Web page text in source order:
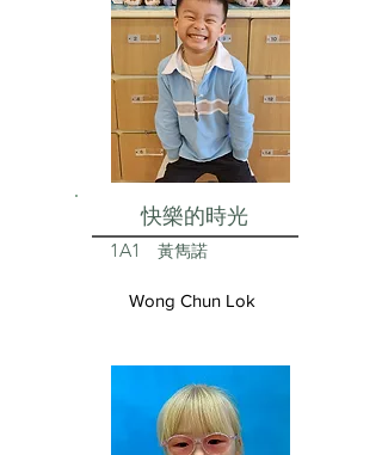
快樂的時光
1A1 黃雋諾
Wong Chun Lok